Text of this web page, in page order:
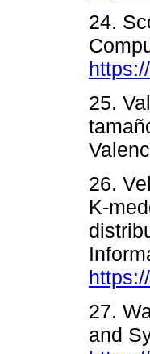
24.
25.
26.
K-
27.
and